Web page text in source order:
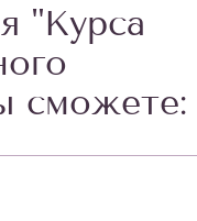
"Курса
сможете: